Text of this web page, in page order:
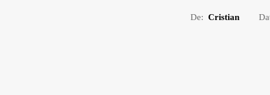
De: Cristian